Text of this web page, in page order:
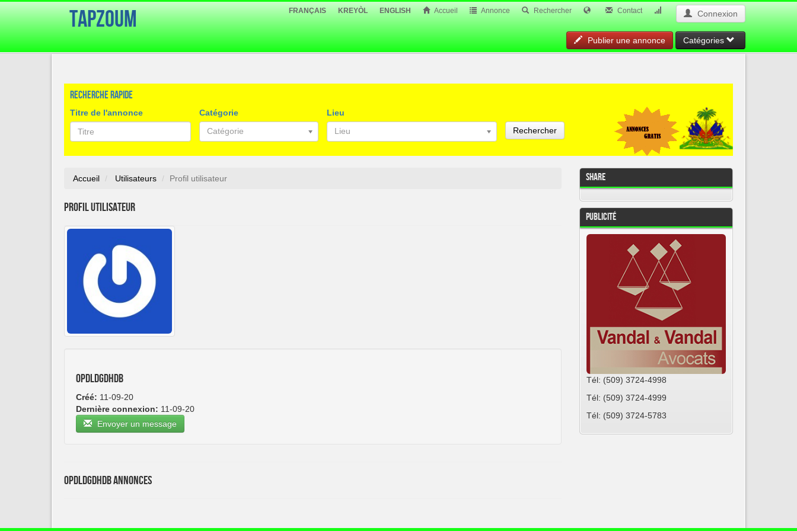
TapZoum FRANÇAIS KREYÒL ENGLISH Accueil Annonce Rechercher Contact Connexion
Publier une annonce Catégories
Recherche rapide
Titre de l'annonce
Catégorie
Catégorie
Lieu
Lieu
Rechercher
Accueil Utilisateurs Profil utilisateur
Profil utilisateur
opdldgdhdb
Créé: 11-09-20
Dernière connexion: 11-09-20
Envoyer un message
opdldgdhdb Annonces
Share
Publicité
Tél: (509) 3724-4998
Tél: (509) 3724-4999
Tél: (509) 3724-5783